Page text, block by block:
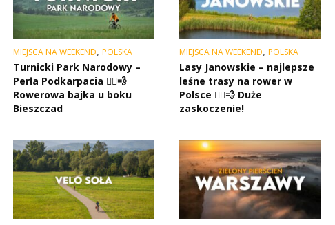
MIEJSCA NA WEEKEND, POLSKA
Turnicki Park Narodowy –
Perła Podkarpacia 🚴‍♂️💨
Rowerowa bajka u boku
Bieszczad
MIEJSCA NA WEEKEND, POLSKA
Lasy Janowskie – najlepsze
leśne trasy na rower w
Polsce 🚴‍♂️💨 Duże
zaskoczenie!